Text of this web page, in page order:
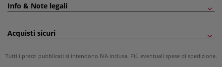
Info & Note legali
Acquisti sicuri
Tutti i prezzi pubblicati si intendono IVA inclusa. Più eventuali spese di spedizione.